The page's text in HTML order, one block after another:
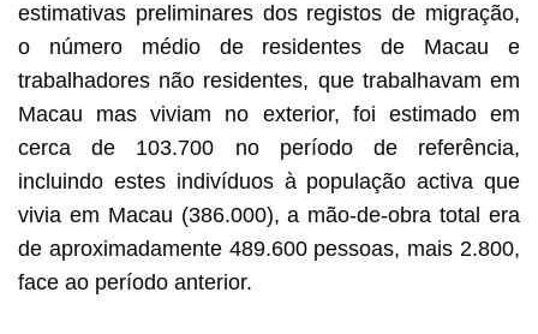
estimativas preliminares dos registos de migração,
o número médio de residentes de Macau e
trabalhadores não residentes, que trabalhavam em
Macau mas viviam no exterior, foi estimado em
cerca de 103.700 no período de referência,
incluindo estes indivíduos à população activa que
vivia em Macau (386.000), a mão-de-obra total era
de aproximadamente 489.600 pessoas, mais 2.800,
face ao período anterior.